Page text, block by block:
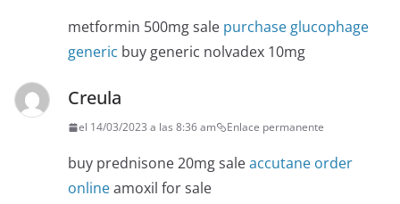
metformin 500mg sale purchase glucophage
generic buy generic nolvadex 10mg
Creula
el 14/03/2023 a las 8:36 am Enlace permanente
buy prednisone 20mg saleaccutane order
onlineamoxil for sale